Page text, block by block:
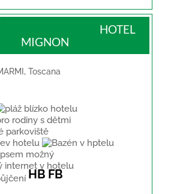
HOTEL
MIGNON
, Toscana
HB FB